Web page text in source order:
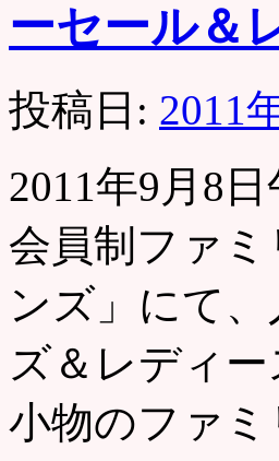
ーセール＆
投稿日: 2011
2011年9月8
会員制ファ
ンズ」にて
ズ＆レディ
小物のファ